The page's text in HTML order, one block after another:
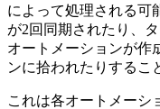
によって処理される可
が2回同期されたり、
オートメーションが作
ンに拾われたりするこ
これは各オートメーシ